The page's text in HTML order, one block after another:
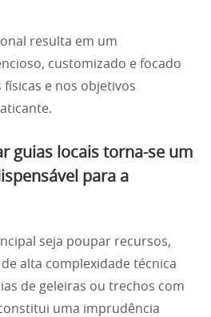
resulta em um
customizado e focado
físicas e nos objetivos
guias locais torna-se um
para a
seja poupar recursos,
alta complexidade técnica
de geleiras ou trechos com
uma imprudência